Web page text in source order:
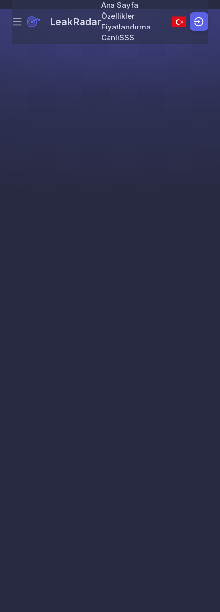
Skip to content
Menu LeakRadar
Ana Sayfa
Özellikler
Fiyatlandırma
CanlıSSS